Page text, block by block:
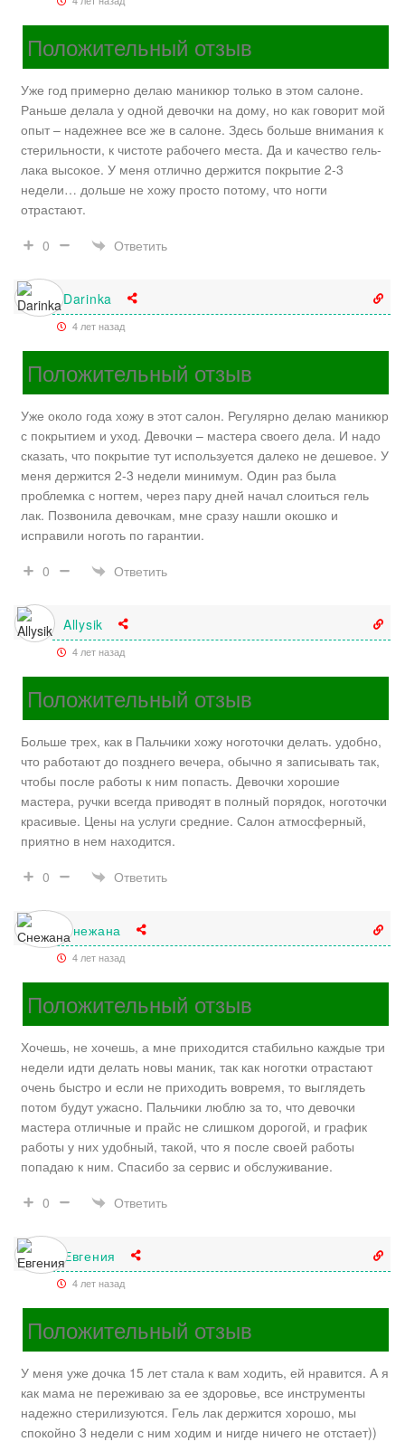
Положительный отзыв
Уже год примерно делаю маникюр только в этом салоне.
Раньше делала у одной девочки на дому, но как говорит мой
опыт – надежнее все же в салоне. Здесь больше внимания к
стерильности, к чистоте рабочего места. Да и качество гель-
лака высокое. У меня отлично держится покрытие 2-3
недели… дольше не хожу просто потому, что ногти
отрастают.
0
Ответить
Darinka
4 лет назад
Положительный отзыв
Уже около года хожу в этот салон. Регулярно делаю маникюр
с покрытием и уход. Девочки – мастера своего дела. И надо
сказать, что покрытие тут используется далеко не дешевое. У
меня держится 2-3 недели минимум. Один раз была
проблемка с ногтем, через пару дней начал слоиться гель
лак. Позвонила девочкам, мне сразу нашли окошко и
исправили ноготь по гарантии.
0
Ответить
Allysik
4 лет назад
Положительный отзыв
Больше трех, как в Пальчики хожу ноготочки делать. удобно,
что работают до позднего вечера, обычно я записывать так,
чтобы после работы к ним попасть. Девочки хорошие
мастера, ручки всегда приводят в полный порядок, ноготочки
красивые. Цены на услуги средние. Салон атмосферный,
приятно в нем находится.
0
Ответить
Снежана
4 лет назад
Положительный отзыв
Хочешь, не хочешь, а мне приходится стабильно каждые три
недели идти делать новы маник, так как ноготки отрастают
очень быстро и если не приходить вовремя, то выглядеть
потом будут ужасно. Пальчики люблю за то, что девочки
мастера отличные и прайс не слишком дорогой, и график
работы у них удобный, такой, что я после своей работы
попадаю к ним. Спасибо за сервис и обслуживание.
0
Ответить
Евгения
4 лет назад
Положительный отзыв
У меня уже дочка 15 лет стала к вам ходить, ей нравится. А я
как мама не переживаю за ее здоровье, все инструменты
надежно стерилизуются. Гель лак держится хорошо, мы
спокойно 3 недели с ним ходим и нигде ничего не отстает))